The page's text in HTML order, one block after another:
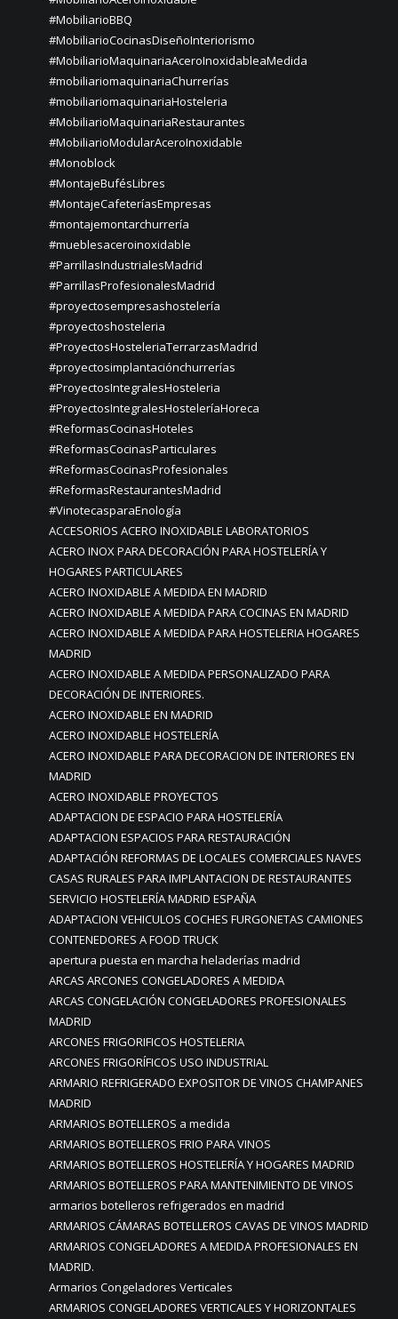
#MobiliarioBBQ
#MobiliarioCocinasDiseñoInteriorismo
#MobiliarioMaquinariaAceroInoxidableaMedida
#mobiliariomaquinariaChurrerías
#mobiliariomaquinariaHosteleria
#MobiliarioMaquinariaRestaurantes
#MobiliarioModularAceroInoxidable
#Monoblock
#MontajeBufésLibres
#MontajeCafeteríasEmpresas
#montajemontarchurrería
#mueblesaceroinoxidable
#ParrillasIndustrialesMadrid
#ParrillasProfesionalesMadrid
#proyectosempresashostelería
#proyectoshosteleria
#ProyectosHosteleriaTerrarzasMadrid
#proyectosimplantaciónchurrerías
#ProyectosIntegralesHosteleria
#ProyectosIntegralesHosteleríaHoreca
#ReformasCocinasHoteles
#ReformasCocinasParticulares
#ReformasCocinasProfesionales
#ReformasRestaurantesMadrid
#VinotecasparaEnología
ACCESORIOS ACERO INOXIDABLE LABORATORIOS
ACERO INOX PARA DECORACIÓN PARA HOSTELERÍA Y
HOGARES PARTICULARES
ACERO INOXIDABLE A MEDIDA EN MADRID
ACERO INOXIDABLE A MEDIDA PARA COCINAS EN MADRID
ACERO INOXIDABLE A MEDIDA PARA HOSTELERIA HOGARES
MADRID
ACERO INOXIDABLE A MEDIDA PERSONALIZADO PARA
DECORACIÓN DE INTERIORES.
ACERO INOXIDABLE EN MADRID
ACERO INOXIDABLE HOSTELERÍA
ACERO INOXIDABLE PARA DECORACION DE INTERIORES EN
MADRID
ACERO INOXIDABLE PROYECTOS
ADAPTACION DE ESPACIO PARA HOSTELERÍA
ADAPTACION ESPACIOS PARA RESTAURACIÓN
ADAPTACIÓN REFORMAS DE LOCALES COMERCIALES NAVES
CASAS RURALES PARA IMPLANTACION DE RESTAURANTES
SERVICIO HOSTELERÍA MADRID ESPAÑA
ADAPTACION VEHICULOS COCHES FURGONETAS CAMIONES
CONTENEDORES A FOOD TRUCK
apertura puesta en marcha heladerías madrid
ARCAS ARCONES CONGELADORES A MEDIDA
ARCAS CONGELACIÓN CONGELADORES PROFESIONALES
MADRID
ARCONES FRIGORIFICOS HOSTELERIA
ARCONES FRIGORÍFICOS USO INDUSTRIAL
ARMARIO REFRIGERADO EXPOSITOR DE VINOS CHAMPANES
MADRID
ARMARIOS BOTELLEROS a medida
ARMARIOS BOTELLEROS FRIO PARA VINOS
ARMARIOS BOTELLEROS HOSTELERÍA Y HOGARES MADRID
ARMARIOS BOTELLEROS PARA MANTENIMIENTO DE VINOS
armarios botelleros refrigerados en madrid
ARMARIOS CÁMARAS BOTELLEROS CAVAS DE VINOS MADRID
ARMARIOS CONGELADORES A MEDIDA PROFESIONALES EN
MADRID.
Armarios Congeladores Verticales
ARMARIOS CONGELADORES VERTICALES Y HORIZONTALES